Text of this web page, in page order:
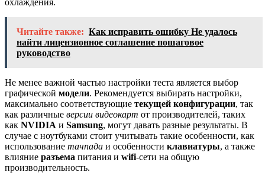
охлаждения.
Читайте также: Как исправить ошибку Не удалось
найти лицензионное соглашение пошаговое
руководство
Не менее важной частью настройки теста является выбор
графической модели. Рекомендуется выбирать настройки,
максимально соответствующие текущей конфигурации, так
как различные версии видеокарт от производителей, таких
как NVIDIA и Samsung, могут давать разные результаты. В
случае с ноутбуками стоит учитывать такие особенности, как
использование тачпада и особенности клавиатуры, а также
влияние разъема питания и wifi-сети на общую
производительность.